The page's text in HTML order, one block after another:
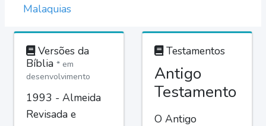
Malaquias
Versões da
Bíblia * em
desenvolvimento
1993 - Almeida
Revisada e
Testamentos
Antigo
Testamento
O Antigo